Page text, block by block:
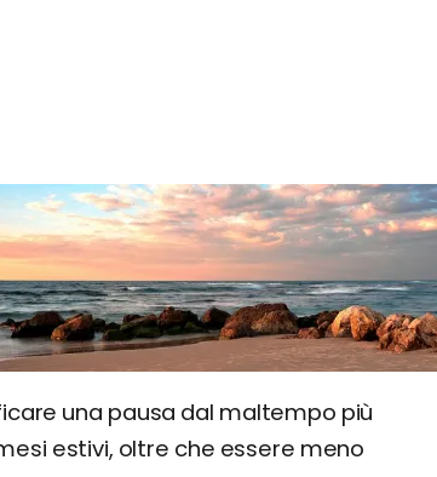
una pausa dal maltempo più
estivi, oltre che essere meno